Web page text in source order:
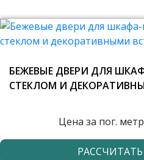
БЕЖЕВЫЕ ДВЕРИ ДЛЯ
СТЕКЛОМ И
Цена за пог.